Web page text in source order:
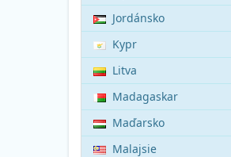
Jordánsko
Kypr
Litva
Madagaskar
Maďarsko
Malajsie